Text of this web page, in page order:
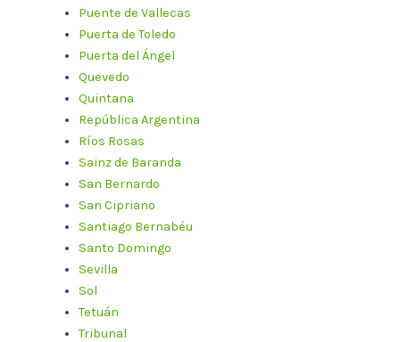
Puente de Vallecas
Puerta de Toledo
Puerta del Ángel
Quevedo
Quintana
República Argentina
Ríos Rosas
Sainz de Baranda
San Bernardo
San Cipriano
Santiago Bernabéu
Santo Domingo
Sevilla
Sol
Tetuán
Tribunal